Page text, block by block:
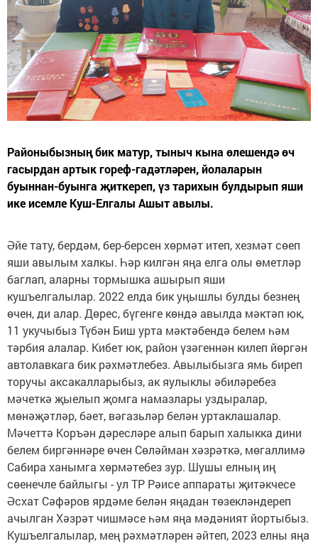
Районыбызның бик матур, тыныч кына өлешендә өч
гасырдан артык гореф-гадәтләрен, йолаларын
буыннан-буынга җиткереп, үз тарихын булдырып яши
ике исемле Куш-Елгалы Ашыт авылы.
Әйе тату, бердәм, бер-берсен хөрмәт итеп, хезмәт сөеп
яши авылым халкы. Һәр килгән яңа елга олы өметләр
баглап, аларны тормышка ашырып яши
кушъелгалылар. 2022 елда бик уңышлы булды безнең
өчен, ди алар. Дөрес, бүгенге көндә авылда мәктәп юк,
11 укучыбыз Түбән Биш урта мәктәбендә белем һәм
тәрбия алалар. Кибет юк, район үзәгеннән килеп йөргән
автолавкага бик рәхмәтлебез. Авылыбызга ямь биреп
торучы аксакалларыбыз, ак яулыклы әбиләребез
мәчеткә җыелып җомга намазлары уздыралар,
мөнәҗәтләр, бәет, вәгазьләр белән уртаклашалар.
Мәчеттә Коръән дәресләре алып барып халыкка дини
белем биргәннәре өчен Сөләйман хәзрәткә, мөгаллимә
Сабира ханымга хөрмәтебез зур. Шушы елның иң
сөенечле байлыгы - ул ТР Рәисе аппараты җитәкчесе
Әсхат Сәфәров ярдәме белән яңадан төзекләндереп
ачылган Хәзрәт чишмәсе һәм яңа мәдәният йортыбыз.
Кушъелгалылар, мең рәхмәтләрен әйтеп, 2023 елны яңа